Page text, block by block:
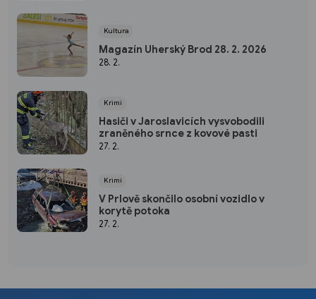
Kultura
Magazín Uherský Brod 28. 2. 2026
28. 2.
Krimi
Hasiči v Jaroslavicích vysvobodili
zraněného srnce z kovové pasti
27. 2.
Krimi
V Prlově skončilo osobní vozidlo v
korytě potoka
27. 2.